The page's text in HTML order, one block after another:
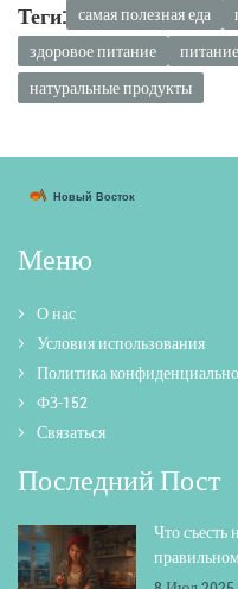
Теги: самая полезная еда
здоровое питание
натуральные продукты
Меню
О нас
Условия использования
Политика
ФЗ-152
Связаться
Последний Пост
Что съесть